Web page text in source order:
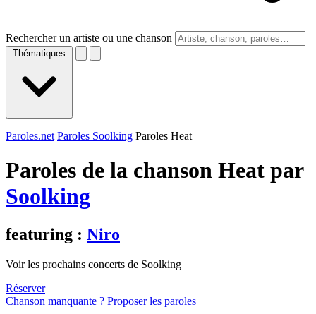
Rechercher un artiste ou une chanson
Thématiques
Paroles.net Paroles Soolking Paroles Heat
Paroles de la chanson Heat par
Soolking
featuring : Niro
Voir les prochains concerts de Soolking
Réserver
Chanson manquante ? Proposer les paroles